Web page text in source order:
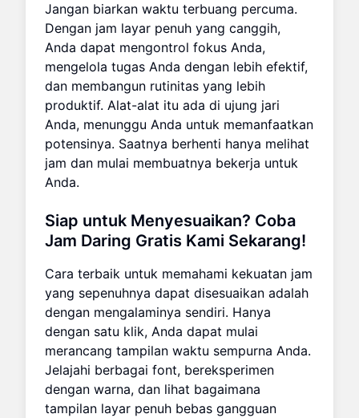
Jangan biarkan waktu terbuang percuma.
Dengan jam layar penuh yang canggih,
Anda dapat mengontrol fokus Anda,
mengelola tugas Anda dengan lebih efektif,
dan membangun rutinitas yang lebih
produktif. Alat-alat itu ada di ujung jari
Anda, menunggu Anda untuk memanfaatkan
potensinya. Saatnya berhenti hanya melihat
jam dan mulai membuatnya bekerja untuk
Anda.
Siap untuk Menyesuaikan? Coba
Jam Daring Gratis Kami Sekarang!
Cara terbaik untuk memahami kekuatan jam
yang sepenuhnya dapat disesuaikan adalah
dengan mengalaminya sendiri. Hanya
dengan satu klik, Anda dapat mulai
merancang tampilan waktu sempurna Anda.
Jelajahi berbagai font, bereksperimen
dengan warna, dan lihat bagaimana
tampilan layar penuh bebas gangguan